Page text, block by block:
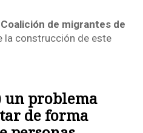
de migrantes de
la construcción de este
un problema
de forma